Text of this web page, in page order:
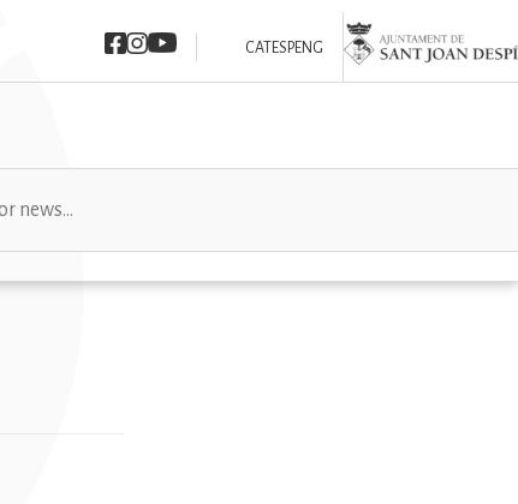
Imatge
Imatge
Imatge CAT ESPENG
Imatge